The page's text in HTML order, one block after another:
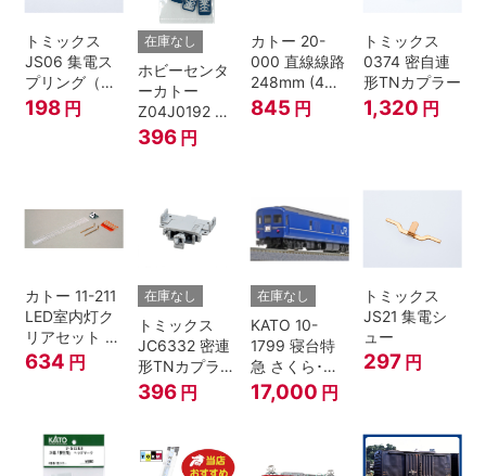
トミックス
JS06 集電ス
プリング（Ｌ
=7.5mm・4個
入） 鉄道模型
198 円
在庫なし
ホビーセンタ
ーカトー
Z04J0192 ク
モハ115 横須
賀色 ジャンパ
396 円
カトー 20-
000 直線線路
248mm (4本
入) Nゲージ
845 円
トミックス
0374 密自連
形TNカプラー
1,320 円
カトー 11-211
LED室内灯ク
リアセット N
ゲージ
634 円
在庫なし
トミックス
JC6332 密連
形TNカプラー
(SPグレー電
連付・211系)
396 円
在庫なし
KATO 10-
1799 寝台特
急 さくら･は
やぶさ/富士
24系 9両セッ
17,000 円
トミックス
JS21 集電シ
ュー
297 円